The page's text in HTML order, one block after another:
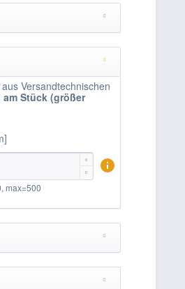
Versandtechnischen
am Stück (größer


max=500